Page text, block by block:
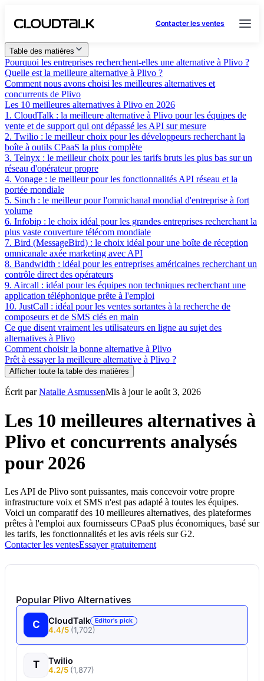
Contacter les ventes
Table des matières
Pourquoi les entreprises recherchent-elles une alternative à Plivo ?
Quelle est la meilleure alternative à Plivo ?
Comment nous avons choisi les meilleures alternatives et
concurrents de Plivo
Les 10 meilleures alternatives à Plivo en 2026
1. CloudTalk : la meilleure alternative à Plivo pour les équipes de
vente et de support qui ont dépassé les API sur mesure
2. Twilio : le meilleur choix pour les développeurs recherchant la
boîte à outils CPaaS la plus complète
3. Telnyx : le meilleur choix pour les tarifs bruts les plus bas sur un
réseau d'opérateur propre
4. Vonage : le meilleur pour les fonctionnalités API réseau et la
portée mondiale
5. Sinch : le meilleur pour l'omnichanal mondial d'entreprise à fort
volume
6. Infobip : le choix idéal pour les grandes entreprises recherchant la
plus vaste couverture télécom mondiale
7. Bird (MessageBird) : le choix idéal pour une boîte de réception
omnicanale axée marketing avec API
8. Bandwidth : idéal pour les entreprises américaines recherchant un
contrôle direct des opérateurs
9. Aircall : idéal pour les équipes non techniques recherchant une
application téléphonique prête à l'emploi
10. JustCall : idéal pour les ventes sortantes à la recherche de
composeurs et de SMS clés en main
Ce que disent vraiment les utilisateurs en ligne au sujet des
alternatives à Plivo
Comment choisir la bonne alternative à Plivo
Prêt à essayer la meilleure alternative à Plivo ?
Afficher toute la table des matières
Écrit parNatalie AsmussenMis à jour le août 3, 2026
Les 10 meilleures alternatives à
Plivo et concurrents analysés
pour 2026
Les API de Plivo sont puissantes, mais concevoir votre propre
infrastructure voix et SMS n'est pas adapté à toutes les équipes.
Voici un comparatif des 10 meilleures alternatives, des plateformes
prêtes à l'emploi aux fournisseurs CPaaS plus économiques, basé sur
les tarifs, les fonctionnalités et les avis réels sur G2.
Contacter les ventesEssayer gratuitement
Popular Plivo Alternatives
C CloudTalk Editor's pick
4.4/5 (1,702)
T Twilio
4.2/5 (1,877)